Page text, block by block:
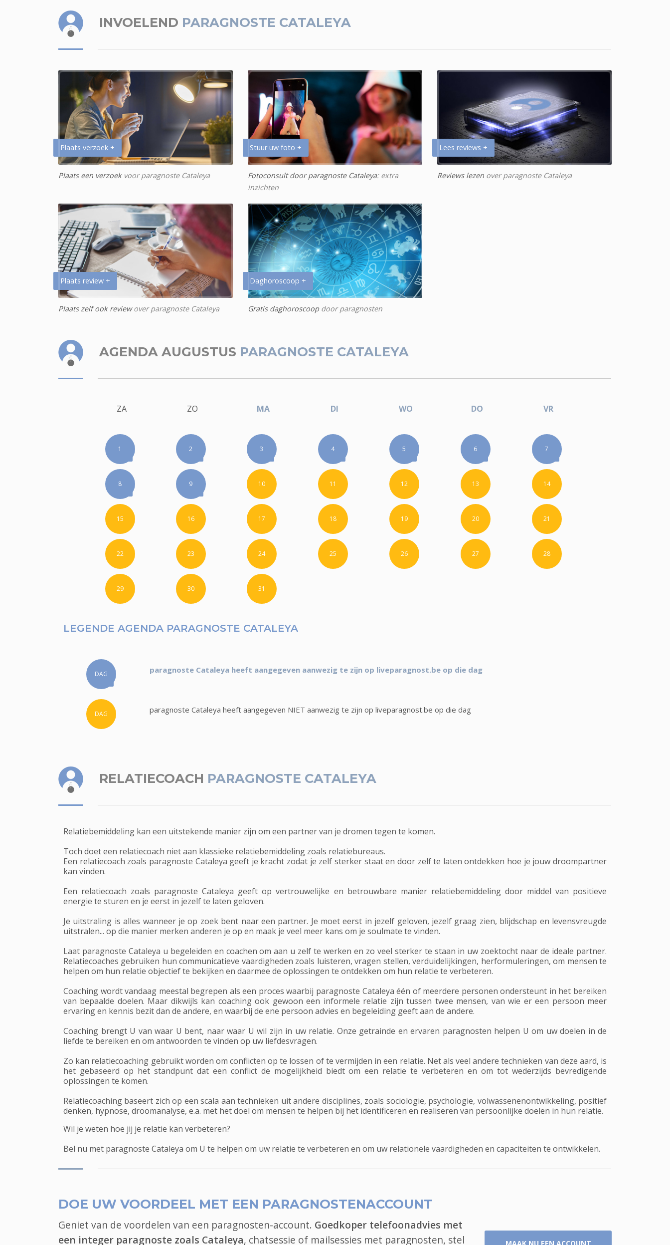
INVOELEND PARAGNOSTE CATALEYA
Plaats verzoek +
Plaats een verzoekvoor paragnoste Cataleya
Stuur uw foto +
Fotoconsult door paragnoste Cataleya: extra
inzichten
Lees reviews +
Reviews lezen over paragnoste Cataleya
Plaats review +
Plaats zelf ook reviewover paragnoste Cataleya
Daghoroscoop +
Gratis daghoroscoopdoor paragnosten
AGENDA AUGUSTUS PARAGNOSTE CATALEYA
ZA ZO MA DI WO DO VR
1 2 3 4 5 6 7
8 9 10 11 12 13 14
15 16 17 18 19 20 21
22 23 24 25 26 27 28
29 30 31
LEGENDE AGENDA PARAGNOSTE CATALEYA
DAG paragnoste Cataleya heeft aangegeven aanwezig te zijn op liveparagnost.be op die dag
DAG paragnoste Cataleya heeft aangegeven NIET aanwezig te zijn op liveparagnost.be op die dag
RELATIECOACH PARAGNOSTE CATALEYA
Relatiebemiddeling kan een uitstekende manier zijn om een partner van je dromen tegen te komen.
Toch doet een relatiecoach niet aan klassieke relatiebemiddeling zoals relatiebureaus.
Een relatiecoach zoals paragnoste Cataleya geeft je kracht zodat je zelf sterker staat en door zelf te laten ontdekken hoe je jouw droompartner
kan vinden.
Een relatiecoach zoals paragnoste Cataleya geeft op vertrouwelijke en betrouwbare manier relatiebemiddeling door middel van positieve
energie te sturen en je eerst in jezelf te laten geloven.
Je uitstraling is alles wanneer je op zoek bent naar een partner. Je moet eerst in jezelf geloven, jezelf graag zien, blijdschap en levensvreugde
uitstralen... op die manier merken anderen je op en maak je veel meer kans om je soulmate te vinden.
Laat paragnoste Cataleya u begeleiden en coachen om aan u zelf te werken en zo veel sterker te staan in uw zoektocht naar de ideale partner.
Relatiecoaches gebruiken hun communicatieve vaardigheden zoals luisteren, vragen stellen, verduidelijkingen, herformuleringen, om mensen te
helpen om hun relatie objectief te bekijken en daarmee de oplossingen te ontdekken om hun relatie te verbeteren.
Coaching wordt vandaag meestal begrepen als een proces waarbij paragnoste Cataleya één of meerdere personen ondersteunt in het bereiken
van bepaalde doelen. Maar dikwijls kan coaching ook gewoon een informele relatie zijn tussen twee mensen, van wie er een persoon meer
ervaring en kennis bezit dan de andere, en waarbij de ene persoon advies en begeleiding geeft aan de andere.
Coaching brengt U van waar U bent, naar waar U wil zijn in uw relatie. Onze getrainde en ervaren paragnosten helpen U om uw doelen in de
liefde te bereiken en om antwoorden te vinden op uw liefdesvragen.
Zo kan relatiecoaching gebruikt worden om conflicten op te lossen of te vermijden in een relatie. Net als veel andere technieken van deze aard, is
het gebaseerd op het standpunt dat een conflict de mogelijkheid biedt om een relatie te verbeteren en om tot wederzijds bevredigende
oplossingen te komen.
Relatiecoaching baseert zich op een scala aan technieken uit andere disciplines, zoals sociologie, psychologie, volwassenenontwikkeling, positief
denken, hypnose, droomanalyse, e.a. met het doel om mensen te helpen bij het identificeren en realiseren van persoonlijke doelen in hun relatie.
Wil je weten hoe jij je relatie kan verbeteren?
Bel nu met paragnoste Cataleya om U te helpen om uw relatie te verbeteren en om uw relationele vaardigheden en capaciteiten te ontwikkelen.
DOE UW VOORDEEL MET EEN PARAGNOSTENACCOUNT
Geniet van de voordelen van een paragnosten-account. Goedkoper telefoonadvies met
een integer paragnoste zoals Cataleya, chatsessie of mailsessies met paragnosten, stel